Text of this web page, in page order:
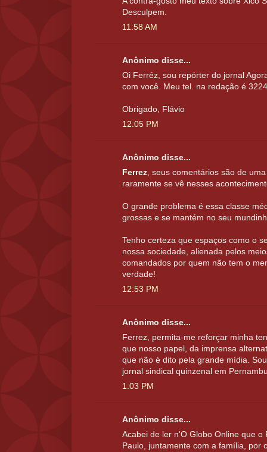
Desculpem.
11:58 AM
Anônimo disse...
Oi Ferréz, sou repórter do jornal
com você. Meu tel. na redação é
Obrigado, Flávio
12:05 PM
Anônimo disse...
Ferrez, seus comentários são de
raramente se vê nesses
O grande problema é essa classe
grossas e se mantém no seu
Tenho certeza que espaços como o
nossa sociedade, alienada pelos
comandados por quem não tem o
verdade!
12:53 PM
Anônimo disse...
Ferrez, permita-me reforçar minha
que nosso papel, da imprensa
que não é dito pela grande mídia.
jornal sindical quinzenal em
1:03 PM
Anônimo disse...
Acabei de ler n'O Globo Online que o
Paulo, juntamente com a família, por